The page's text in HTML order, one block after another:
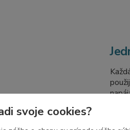
Ak
svoje cookies?